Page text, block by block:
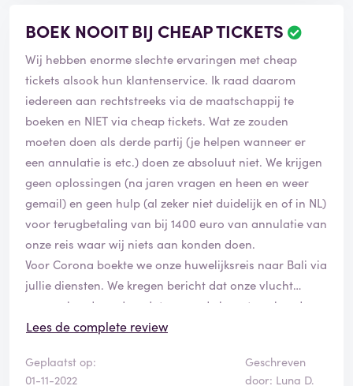
BOEK NOOIT BIJ CHEAP TICKETS
Wij hebben enorme slechte ervaringen met cheap
tickets alsook hun klantenservice. Ik raad daarom
iedereen aan rechtstreeks via de maatschappij te
boeken en NIET via cheap tickets. Wat ze zouden
moeten doen als derde partij (je helpen wanneer er
een annulatie is etc.) doen ze absoluut niet. We krijgen
geen oplossingen (na jaren vragen en heen en weer
gemail) en geen hulp (al zeker niet duidelijk en of in NL)
voor terugbetaling van bij 1400 euro van annulatie van
onze reis waar wij niets aan konden doen.
Voor Corona boekte we onze huwelijksreis naar Bali via
jullie diensten. We kregen bericht dat onze vlucht
geannuleerd werd en dat we op de hoogte gehouden
zouden worden m.b.t. terugbetaling van onze tickets.
de maat vol. Ik krijg geen oplossingen van jullie, jullie
Lees de complete review
Geplaatst op:
01-11-2022
Geschreven
door: Luna D.